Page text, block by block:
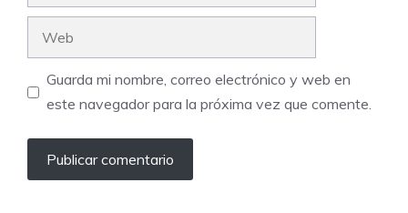
Guarda mi nombre, correo electrónico y web en
este navegador para la próxima vez que comente.